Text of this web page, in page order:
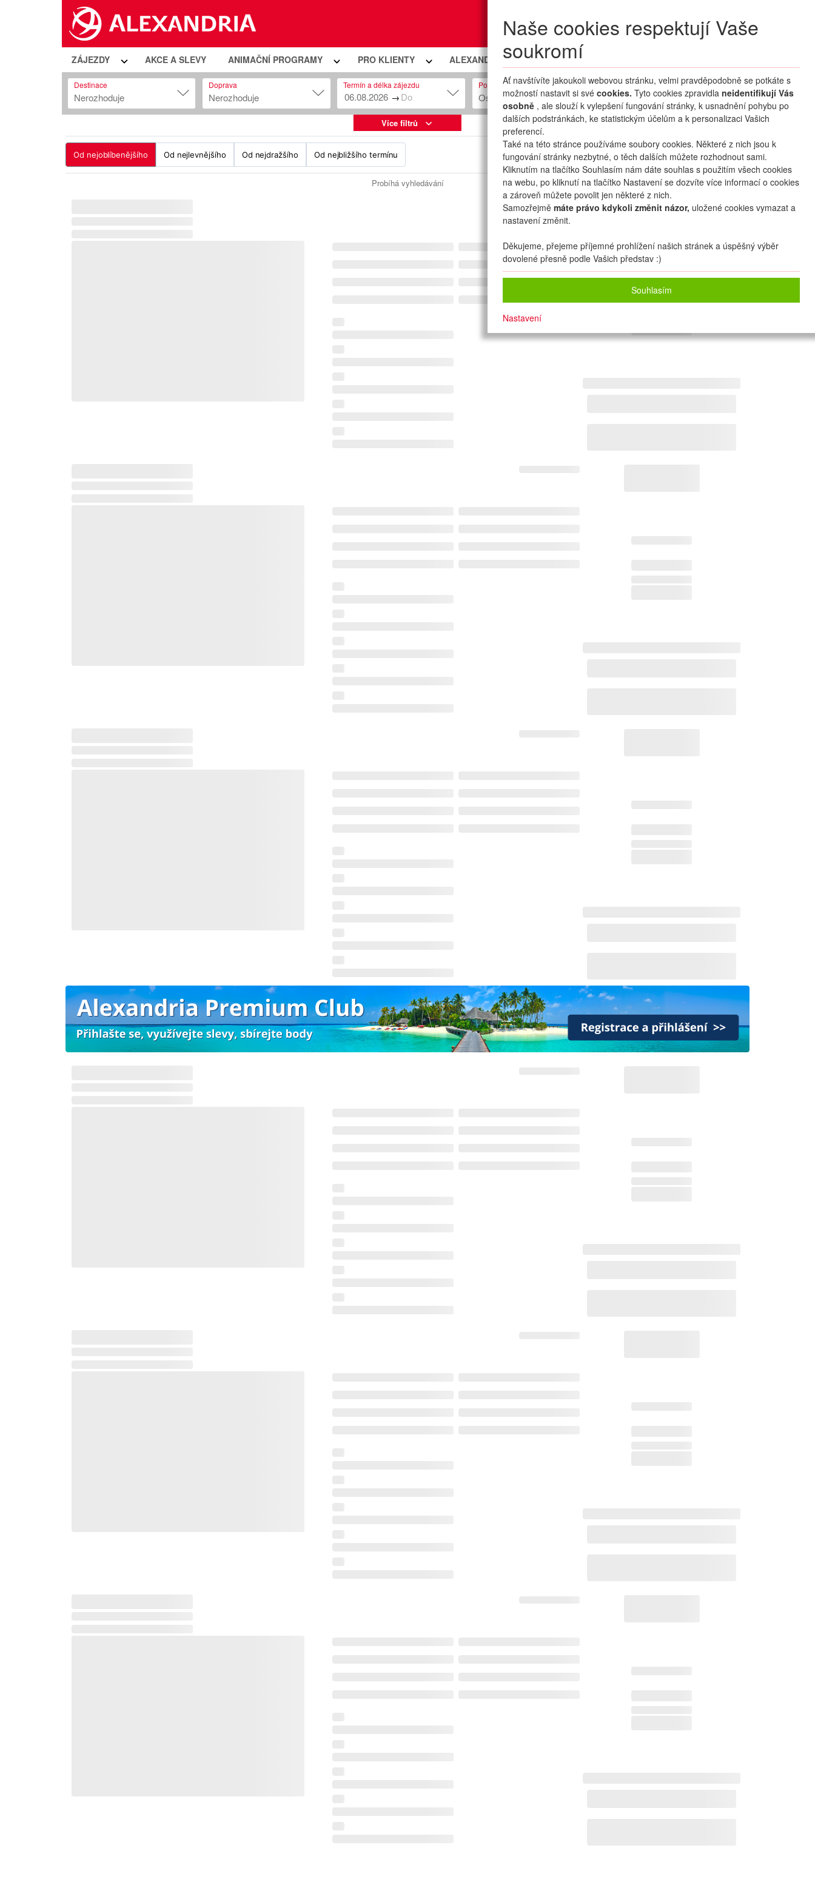
MojePřihlášení
Naše cookies respektují Vaše
soukromí
Ať navštívíte jakoukoli webovou stránku, velmi pravděpodobně se potkáte s
možností nastavit si své cookies. Tyto cookies zpravidla neidentifikují Vás
osobně , ale slouží k vylepšení fungování stránky, k usnadnění pohybu po
dalších podstránkách, ke statistickým účelům a k personalizaci Vašich
preferencí.
Také na této stránce používáme soubory cookies. Některé z nich jsou k
fungování stránky nezbytné, o těch dalších můžete rozhodnout sami.
Kliknutím na tlačítko Souhlasím nám dáte souhlas s použitím všech cookies
na webu, po kliknutí na tlačítko Nastavení se dozvíte více informací o cookies
a zároveň můžete povolit jen některé z nich.
Samozřejmě máte právo kdykoli změnit názor, uložené cookies vymazat a
nastavení změnit.
Děkujeme, přejeme příjemné prohlížení našich stránek a úspěšný výběr
dovolené přesně podle Vašich představ :)
Souhlasím
Nastavení
ZÁJEZDY AKCE A SLEVY ANIMAČNÍ PROGRAMY PRO KLIENTY ALEXANDRIA PREMIUM CLUB
Destinace
Nerozhoduje
Doprava
Nerozhoduje
Termín a délka zájezdu
→
Počet osob
Osob: 2 + 0 HLEDAT ZÁJEZDY
Více filtrů
Od nejoblíbenějšího Od nejlevnějšího Od nejdražšího Od nejbližšího termínu
Probíhá vyhledávání